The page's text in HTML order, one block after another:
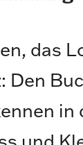
das
Den
in